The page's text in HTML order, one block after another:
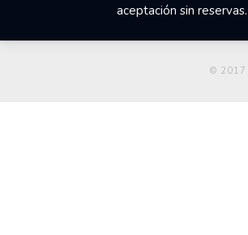
aceptación sin reservas.
© 2017